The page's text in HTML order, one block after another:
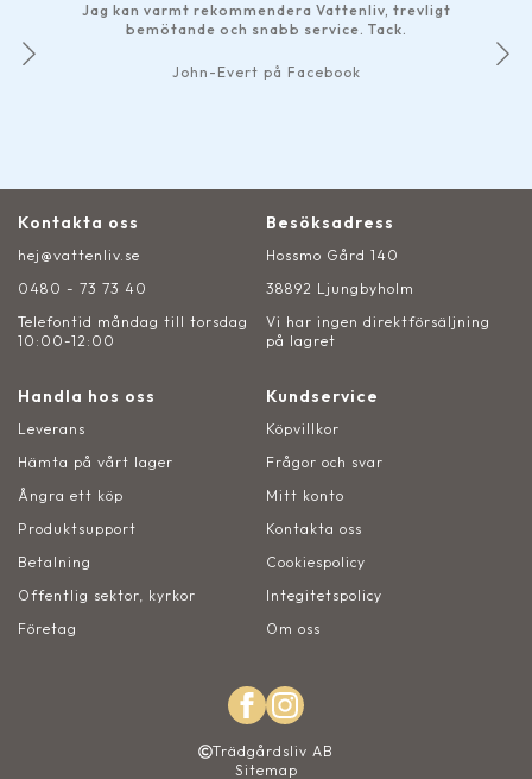
Jag kan varmt rekommendera Vattenliv, trevligt
bemötande och snabb service. Tack.
John-Evert på Facebook
Kontakta oss
hej@vattenliv.se
0480 - 73 73 40
Telefontid måndag till torsdag
10:00-12:00
Besöksadress
Hossmo Gård 140
38892 Ljungbyholm
Vi har ingen direktförsäljning
på lagret
Handla hos oss
Leverans
Hämta på vårt lager
Ångra ett köp
Produktsupport
Betalning
Offentlig sektor, kyrkor
Företag
Kundservice
Köpvillkor
Frågor och svar
Mitt konto
Kontakta oss
Cookiespolicy
Integitetspolicy
Om oss
Trädgårdsliv AB
Sitemap